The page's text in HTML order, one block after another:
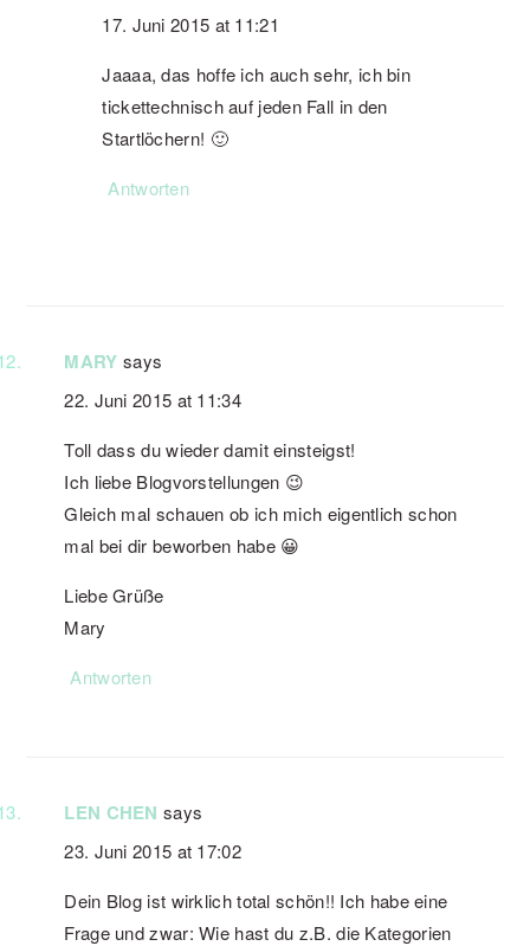
17. Juni 2015 at 11:21
Jaaaa, das hoffe ich auch sehr, ich bin
tickettechnisch auf jeden Fall in den
Startlöchern! 🙂
Antworten
MARY says
22. Juni 2015 at 11:34
Toll dass du wieder damit einsteigst!
Ich liebe Blogvorstellungen 😉
Gleich mal schauen ob ich mich eigentlich schon
mal bei dir beworben habe 😀
Liebe Grüße
Mary
Antworten
LEN CHEN says
23. Juni 2015 at 17:02
Dein Blog ist wirklich total schön!! Ich habe eine
Frage und zwar: Wie hast du z.B. die Kategorien